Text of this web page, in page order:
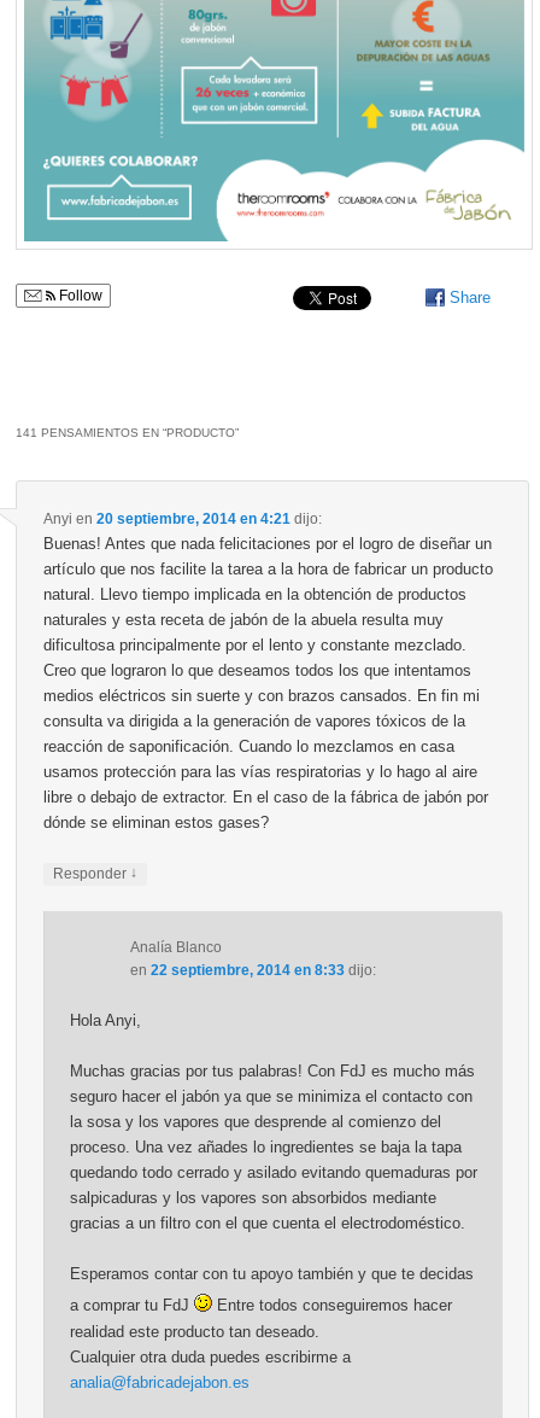
Follow Share
141 PENSAMIENTOS EN “PRODUCTO”
Anyi en 20 septiembre, 2014 en 4:21 dijo:
Buenas! Antes que nada felicitaciones por el logro de diseñar un
artículo que nos facilite la tarea a la hora de fabricar un producto
natural. Llevo tiempo implicada en la obtención de productos
naturales y esta receta de jabón de la abuela resulta muy
dificultosa principalmente por el lento y constante mezclado.
Creo que lograron lo que deseamos todos los que intentamos
medios eléctricos sin suerte y con brazos cansados. En fin mi
consulta va dirigida a la generación de vapores tóxicos de la
reacción de saponificación. Cuando lo mezclamos en casa
usamos protección para las vías respiratorias y lo hago al aire
libre o debajo de extractor. En el caso de la fábrica de jabón por
dónde se eliminan estos gases?
Responder ↓
Analía Blanco
en 22 septiembre, 2014 en 8:33 dijo:
Hola Anyi,
Muchas gracias por tus palabras! Con FdJ es mucho más
seguro hacer el jabón ya que se minimiza el contacto con
la sosa y los vapores que desprende al comienzo del
proceso. Una vez añades lo ingredientes se baja la tapa
quedando todo cerrado y asilado evitando quemaduras por
salpicaduras y los vapores son absorbidos mediante
gracias a un filtro con el que cuenta el electrodoméstico.
Esperamos contar con tu apoyo también y que te decidas
a comprar tu FdJ
Entre todos conseguiremos hacer
realidad este producto tan deseado.
Cualquier otra duda puedes escribirme a
analia@fabricadejabon.es